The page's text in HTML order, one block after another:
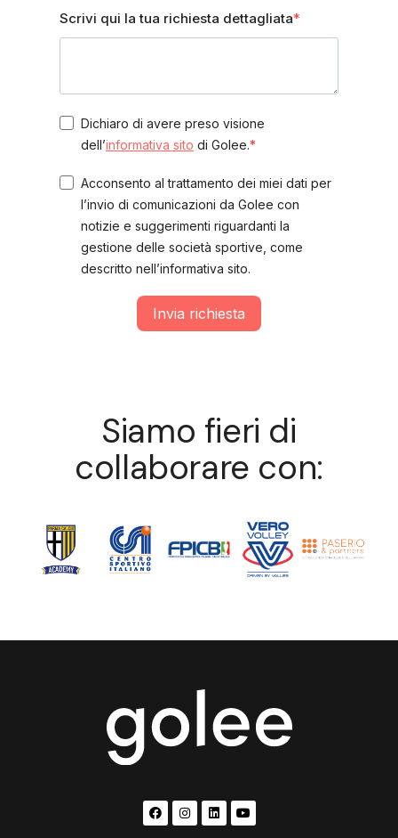
Scrivi qui la tua richiesta dettagliata
Dichiaro di avere preso visione
dell’informativa sito di Golee.
Acconsento al trattamento dei miei dati per
l’invio di comunicazioni da Golee con
notizie e suggerimenti riguardanti la
gestione delle società sportive, come
descritto nell’informativa sito.
Invia richiesta
Siamo fieri di
collaborare con: